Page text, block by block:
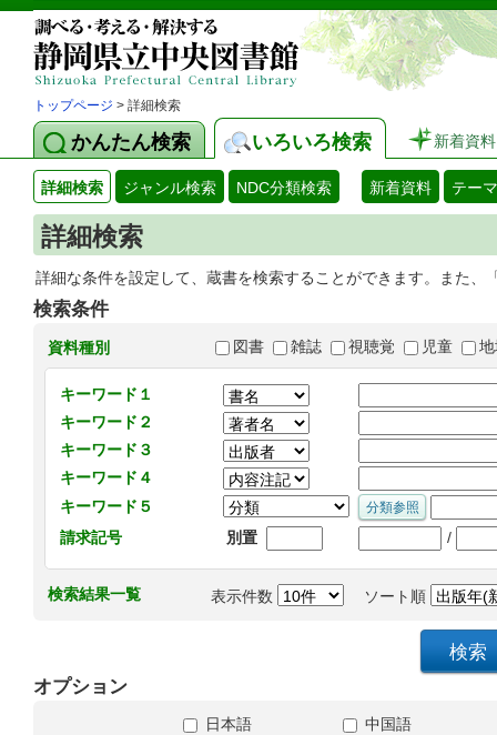
トップページ > 詳細検索
かんたん検索 いろいろ検索 新着資料
詳細検索 ジャンル検索 NDC分類検索 新着資料 テー
詳細検索
詳細な条件を設定して、蔵書を検索することができます。また
検索条件
資料種別 図書 雑誌 視聴覚 児童
キーワード１
キーワード２
キーワード３
キーワード４
キーワード５
請求記号
別置 /
検索結果一覧 表示件数 ソート順
オプション
日本語
中国語